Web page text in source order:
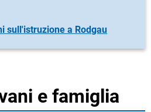
sull'istruzione a Rodgau
e famiglia